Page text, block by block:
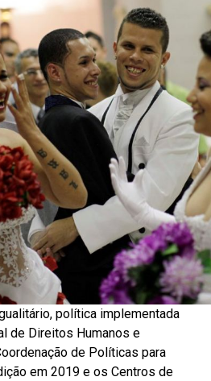
política implementada
de Direitos Humanos e
de Políticas para
em 2019 e os Centros de